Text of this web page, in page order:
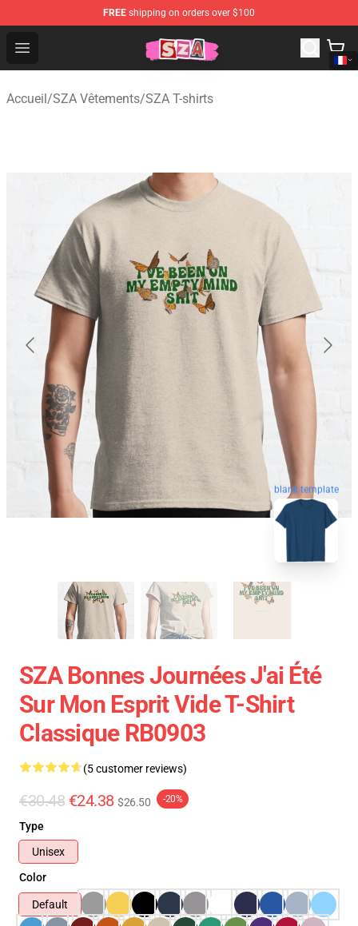
FREE shipping on orders over $100
Open menu
SZA Shop - Official SZA Merchandise Store
Accueil/SZA Vêtements/SZA T-shirts
blank template
SZA Bonnes Journées J'ai Été
Sur Mon Esprit Vide T-Shirt
Classique RB0903
(5 customer reviews)
€30.48 €24.38 $26.50 -20%
Type
Unisex
Color
Default